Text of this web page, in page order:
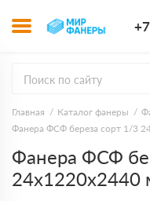
Главная Каталог фанеры
Фанера ФСФ береза сорт 1/3
Фанера ФСФ
24х1220х2440